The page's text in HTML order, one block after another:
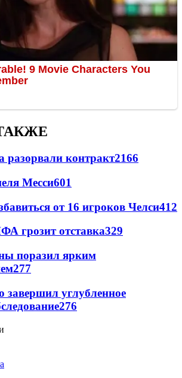
разорвали контракт2166
Месси601
от 16 игроков Челси412
грозит отставка329
поразил ярким
277
завершил углубленное
276